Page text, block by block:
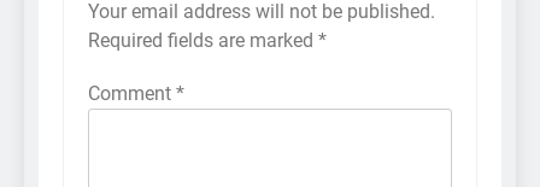
Your email address will not be published.
Required fields are marked *
Comment *